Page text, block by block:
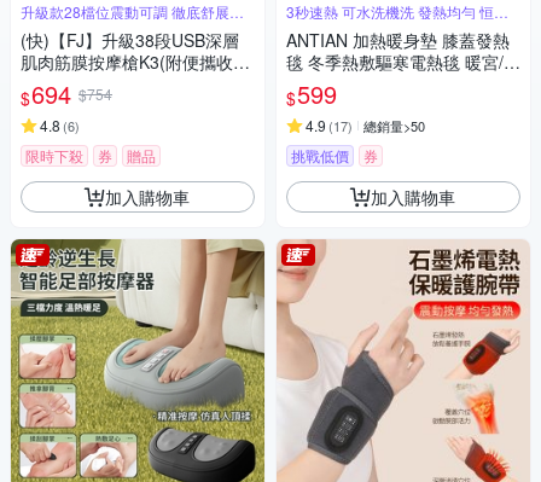
升級款28檔位震動可調 徹底舒展肌
肉
(快)【FJ】升級38段USB深層
肌肉筋膜按摩槍K3(附便攜收納
硬包)
$694 $754
4.8 (6)
限時下殺 券 贈品
加入購物車
3秒速熱 可水洗機洗 發熱均勻 恒溫
線
ANTIAN 加熱暖身墊 膝蓋發熱
毯 冬季熱敷驅寒電熱毯 暖宮/暖
腿/暖背/暖手 60*30cm
$599
4.9 (17) 總銷量>50
挑戰低價 券
加入購物車